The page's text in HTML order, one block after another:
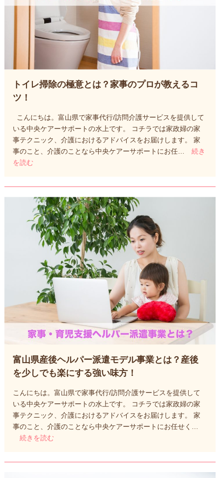
トイレ掃除の極意とは？家事のプロが教えるコ
ツ！
こんにちは。富山県で家事代行/訪問介護サービスを提供して
いる中央ケアーサポートの水上です。 コチラでは家政婦の家
事テクニック、介護におけるアドバイスをお届けします。 家
事のこと、介護のことなら中央ケアーサポートにお任…
続き
を読む
富山県産後ヘルパー派遣モデル事業とは？産後
を少しでも楽にする強い味方！
こんにちは。富山県で家事代行/訪問介護サービスを提供して
いる中央ケアーサポートの水上です。 コチラでは家政婦の家
事テクニック、介護におけるアドバイスをお届けします。 家
事のこと、介護のことなら中央ケアーサポートにお任せく…
続きを読む